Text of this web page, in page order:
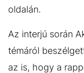
oldalán.
Az interjú során
témáról
az is, hogy a